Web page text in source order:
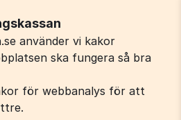
använder vi kakor
ska fungera så bra
för webbanalys för att